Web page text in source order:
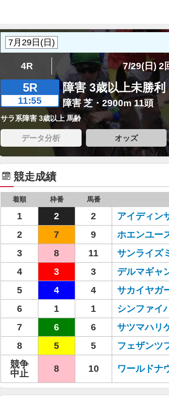
4R 7/29(日) 2
5R
11:55
障害 3歳以上未勝利
障害 芝・2900m 11頭
サラ系障害 3歳以上 馬齢
データ分析 オッズ
競走成績
着順 枠番 馬番
1 2 2 アイディン
2
7 9 ホエンユー
3
8 11 サンライズ
4
3 3 デルマギャ
5
4 4 サカイヤガ
6
1 1 シンファイ
7
6 6 サツマハリ
8
5 5 フェザンツ
競争
中止
8 10 ワールドナ